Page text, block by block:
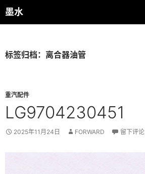
跳
至
墨水
搜
索
标签归档：离合器油管
重汽配件
LG9704230451
2025年11月24日 FORWARD 留下评论